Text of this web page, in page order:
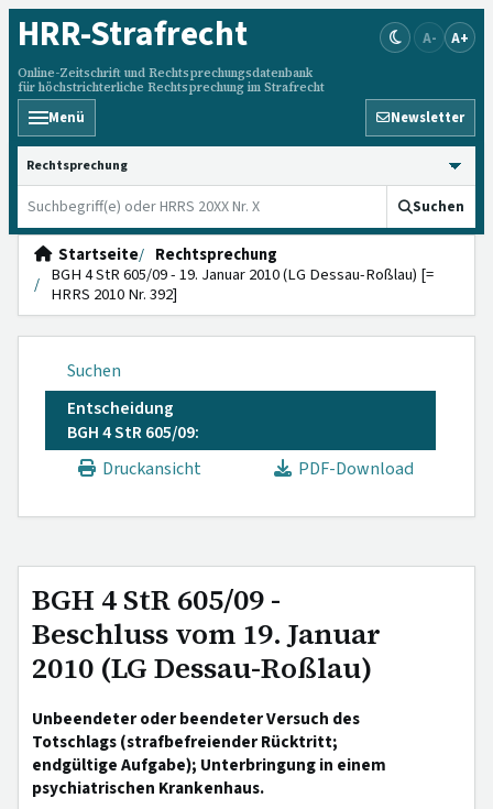
HRR-Strafrecht
Online-Zeitschrift und Rechtsprechungsdatenbank
für höchstrichterliche Rechtsprechung im Strafrecht
A- A+
Menü Newsletter
HRRS durchsuchen
Suchen
Startseite
Rechtsprechung
BGH 4 StR 605/09 - 19. Januar 2010 (LG Dessau-Roßlau) [=
HRRS 2010 Nr. 392]
Suchen
Entscheidung
BGH 4 StR 605/09:
Druckansicht
PDF-Download
BGH 4 StR 605/09 -
Beschluss vom 19. Januar
2010 (LG Dessau-Roßlau)
Unbeendeter oder beendeter Versuch des
Totschlags (strafbefreiender Rücktritt;
endgültige Aufgabe); Unterbringung in einem
psychiatrischen Krankenhaus.